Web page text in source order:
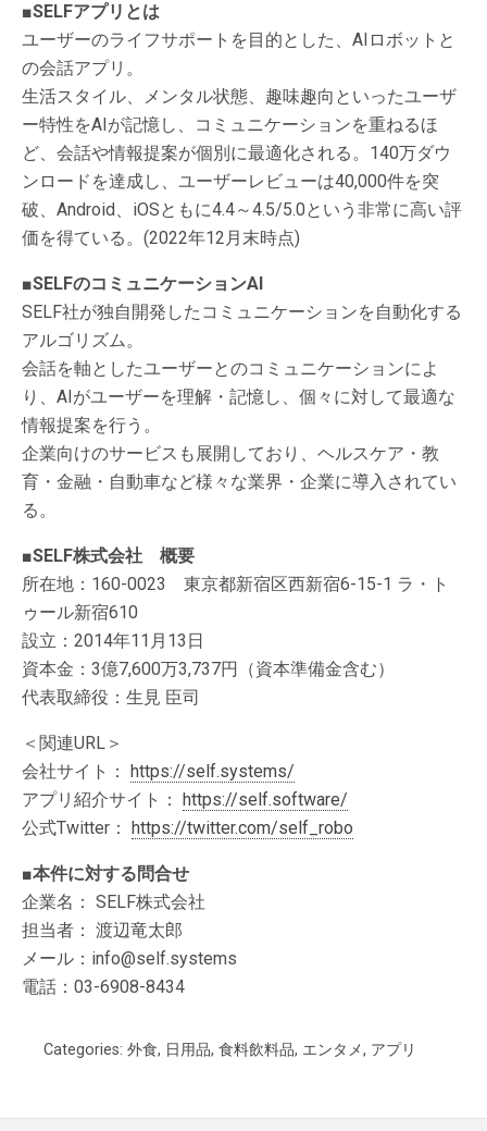
■SELFアプリとは
ユーザーのライフサポートを目的とした、AIロボットと
の会話アプリ。
生活スタイル、メンタル状態、趣味趣向といったユーザ
ー特性をAIが記憶し、コミュニケーションを重ねるほ
ど、会話や情報提案が個別に最適化される。140万ダウ
ンロードを達成し、ユーザーレビューは40,000件を突
破、Android、iOSともに4.4～4.5/5.0という非常に高い評
価を得ている。(2022年12月末時点)
■SELFのコミュニケーションAI
SELF社が独自開発したコミュニケーションを自動化する
アルゴリズム。
会話を軸としたユーザーとのコミュニケーションによ
り、AIがユーザーを理解・記憶し、個々に対して最適な
情報提案を行う。
企業向けのサービスも展開しており、ヘルスケア・教
育・金融・自動車など様々な業界・企業に導入されてい
る。
■SELF株式会社 概要
所在地：160-0023 東京都新宿区西新宿6-15-1 ラ・ト
ゥール新宿610
設立：2014年11月13日
資本金：3億7,600万3,737円（資本準備金含む）
代表取締役：生見 臣司
＜関連URL＞
会社サイト：
https://self.systems/
アプリ紹介サイト：
https://self.software/
公式Twitter：
https://twitter.com/self_robo
■本件に対する問合せ
企業名： SELF株式会社
担当者： 渡辺竜太郎
メール：info@self.systems
電話：03-6908-8434
Categories: 外食, 日用品, 食料飲料品, エンタメ, アプリ